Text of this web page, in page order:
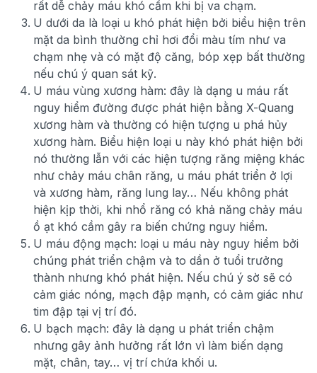
rất dễ chảy máu khó cầm khi bị va chạm.
U dưới da là loại u khó phát hiện bởi biểu hiện trên
mặt da bình thường chỉ hơi đổi màu tím như va
chạm nhẹ và có mặt độ căng, bóp xẹp bất thường
nếu chú ý quan sát kỹ.
U máu vùng xương hàm: đây là dạng u máu rất
nguy hiểm đường được phát hiện bằng X-Quang
xương hàm và thường có hiện tượng u phá hủy
xương hàm. Biểu hiện loại u này khó phát hiện bởi
nó thường lẫn với các hiện tượng răng miệng khác
như chảy máu chân răng, u máu phát triển ở lợi
và xương hàm, răng lung lay… Nếu không phát
hiện kịp thời, khi nhổ răng có khả năng chảy máu
ồ ạt khó cầm gây ra biến chứng nguy hiểm.
U máu động mạch: loại u máu này nguy hiểm bởi
chúng phát triển chậm và to dần ở tuổi trưởng
thành nhưng khó phát hiện. Nếu chú ý sờ sẽ có
cảm giác nóng, mạch đập mạnh, có cảm giác như
tim đập tại vị trí đó.
U bạch mạch: đây là dạng u phát triển chậm
nhưng gây ảnh hưởng rất lớn vì làm biến dạng
mặt, chân, tay… vị trí chứa khối u.